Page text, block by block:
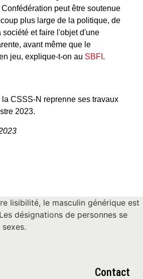
peut être soutenue
plus large de la politique, de
société et faire l'objet d'une
avant même que le
jeu, explique-t-on au SBFI .
la CSSS-N reprenne ses travaux
2023.
lisibilité, le masculin générique est
désignations de personnes se
Contact